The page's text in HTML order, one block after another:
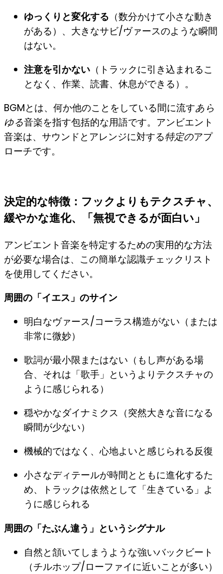
ゆっくりと変化する （数分かけて小さな動き
がある）、大きなサビ/ヴァースのような瞬間
はない。
注意を引かない （トラックに引き込まれるこ
となく、作業、読書、休息ができる）。
BGMとは、何か他のことをしている間に流すあら
ゆる音楽を指す包括的な用語です。アンビエント
音楽は、サウンドとアレンジに対する特定のアプ
ローチです。
決定的な特徴：フックよりもテクスチャ、
緩やかな進化、「無視できるが面白い」
アンビエント音楽を特定するための実用的な方法
が必要な場合は、この簡単な認識チェックリスト
を使用してください。
周囲の「イエス」のサイン
明白なヴァース/コーラス構造がない（または
非常に微妙）
歌詞が最小限またはない（もし声がある場
合、それは「歌手」というよりテクスチャの
ように感じられる）
穏やかなダイナミクス（突然大きな音になる
瞬間が少ない）
機械的ではなく、心地よいと感じられる反復
小さなディテールが時間とともに進化するた
め、トラックは依然として「生きている」よ
うに感じられる
周囲の「たぶん違う」というシグナル
自然と頷いてしまうような強いバックビート
（チルホップ/ローファイに近いことが多い）